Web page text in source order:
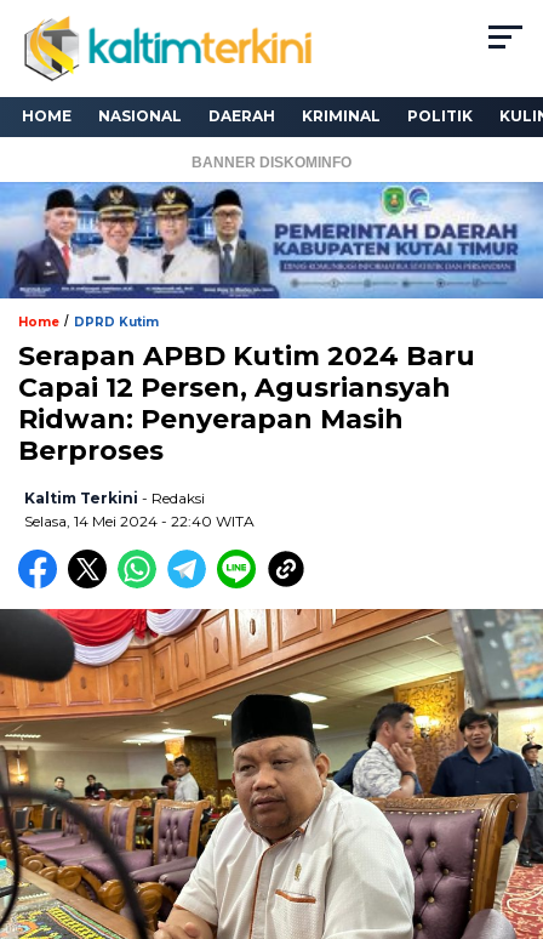
HOME NASIONAL DAERAH KRIMINAL POLITIK
BANNER DISKOMINFO
Home / DPRD Kutim
Serapan APBD Kutim 2024 Baru
Capai 12 Persen, Agusriansyah
Ridwan: Penyerapan Masih
Berproses
Kaltim Terkini - Redaksi
Selasa, 14 Mei 2024 - 22:40 WITA